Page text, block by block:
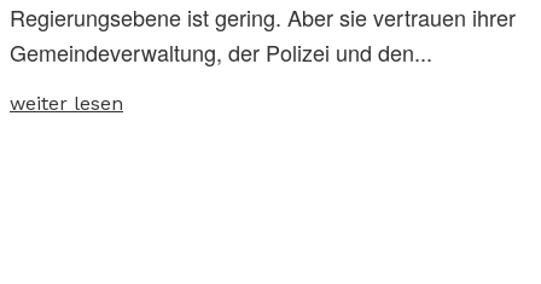
Regierungsebene ist gering. Aber sie vertrauen ihrer
Gemeindeverwaltung, der Polizei und den...
weiter lesen